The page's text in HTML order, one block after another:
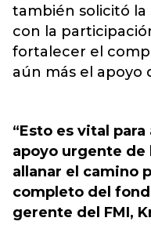
también solicitó la
con la
fortalecer el
aún más el apoyo
“Esto es vital
apoyo urgente de
allanar el camino
completo del
gerente del FMI,